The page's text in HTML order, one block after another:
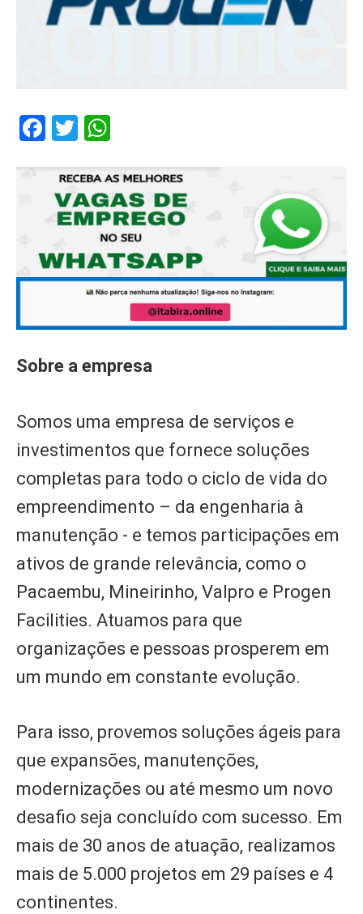
Facebook
Twitter
Sobre a empresa
Somos uma empresa de serviços e
investimentos que fornece soluções
completas para todo o ciclo de vida do
empreendimento – da engenharia à
manutenção - e temos participações em
ativos de grande relevância, como o
Pacaembu, Mineirinho, Valpro e Progen
Facilities. Atuamos para que
organizações e pessoas prosperem em
um mundo em constante evolução.
Para isso, provemos soluções ágeis para
que expansões, manutenções,
modernizações ou até mesmo um novo
desafio seja concluído com sucesso. Em
mais de 30 anos de atuação, realizamos
mais de 5.000 projetos em 29 países e 4
continentes.